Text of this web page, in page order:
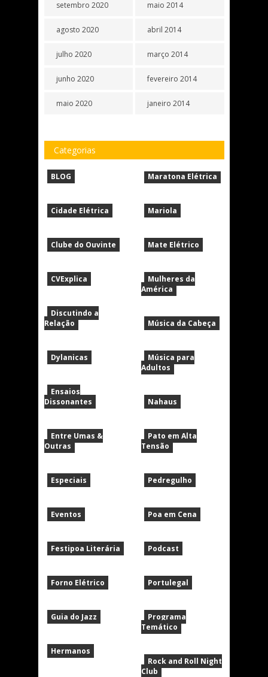
setembro 2020
agosto 2020
julho 2020
junho 2020
maio 2020
maio 2014
abril 2014
março 2014
fevereiro 2014
janeiro 2014
Categorias
BLOG
Cidade Elétrica
Clube do Ouvinte
CVExplica
Discutindo a
Relação
Dylanicas
Ensaios
Dissonantes
Entre Umas &
Outras
Especiais
Eventos
Festipoa Literária
Forno Elétrico
Guia do Jazz
Hermanos
Maratona Elétrica
Mariola
Mate Elétrico
Mulheres da
América
Música da Cabeça
Música para
Adultos
Nahaus
Pato em Alta
Tensão
Pedregulho
Poa em Cena
Podcast
Portulegal
Programa
Temático
Rock and Roll Night
Club